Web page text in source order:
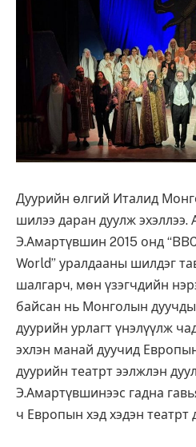
Дуурийн өлгий Италид
шилээ даран дуулж
Э.Амартүвшин 2015 онд
World” уралдааны шилдэг
шалгарч, мөн үзэгчдийн
байсан нь Монголын
дуурийн урлагт үнэлүүлж
эхлэн манай дуучид
дуурийн театрт ээлжлэн
Э.Амартүвшинээс гадна
ч Европын хэд хэдэн театрт